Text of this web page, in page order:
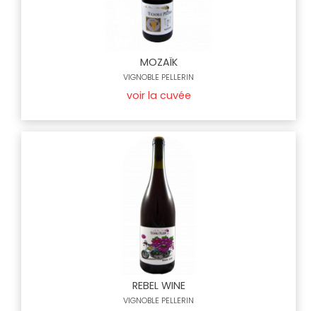
MOZAÏK
VIGNOBLE PELLERIN
voir la cuvée
REBEL WINE
VIGNOBLE PELLERIN